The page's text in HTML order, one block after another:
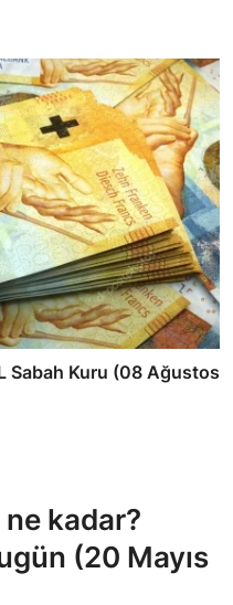
Sabah Kuru (08 Ağustos
ne kadar?
(20 Mayıs